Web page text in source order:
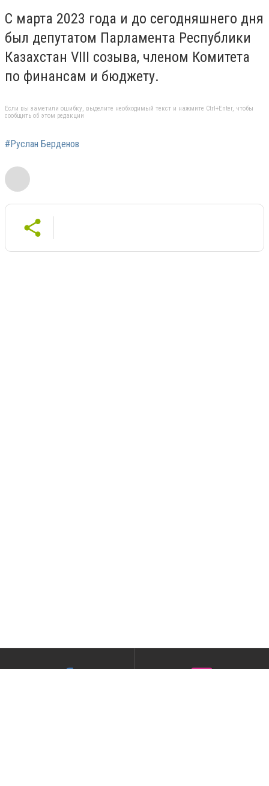
С марта 2023 года и до сегодняшнего дня
был депутатом Парламента Республики
Казахстан VIII созыва, членом Комитета
по финансам и бюджету.
Если вы заметили ошибку, выделите необходимый текст и нажмите Ctrl+Enter, чтобы
сообщить об этом редакции
#Руслан Берденов